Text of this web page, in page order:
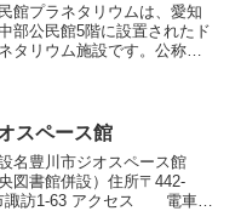
館プラネタリウムは、愛知
部公民館5階に設置されたド
タリウム施設です。公称ド
...
スペース館
名豊川市ジオスペース館
図書館併設）住所〒442-
諏訪1-63 アクセス 電車で